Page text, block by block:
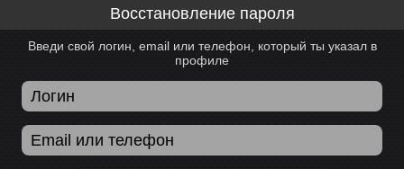
Восстановление пароля
Введи свой логин, email или телефон, который ты указал в
профиле